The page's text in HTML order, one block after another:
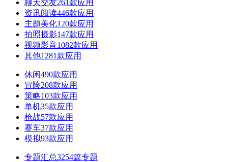
聊天交友261款应用
资讯阅读446款应用
主题美化120款应用
拍照摄影147款应用
视频影音1082款应用
其他1281款应用
休闲490款应用
冒险208款应用
策略103款应用
单机35款应用
枪战57款应用
赛车37款应用
模拟93款应用
专题汇总3254篇专题